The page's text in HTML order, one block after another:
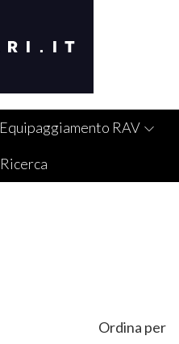
Equipaggiamento RAV
Ricerca
Ordina per